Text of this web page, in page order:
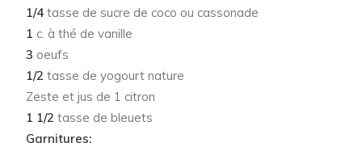
1/4 tasse de sucre de coco ou cassonade
1 c. à thé de vanille
3 oeufs
1/2 tasse de yogourt nature
Zeste et jus de 1 citron
1 1/2 tasse de bleuets
Garnitures: